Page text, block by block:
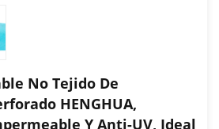
No Tejido De
HENGHUA,
Y Anti-UV, Ideal